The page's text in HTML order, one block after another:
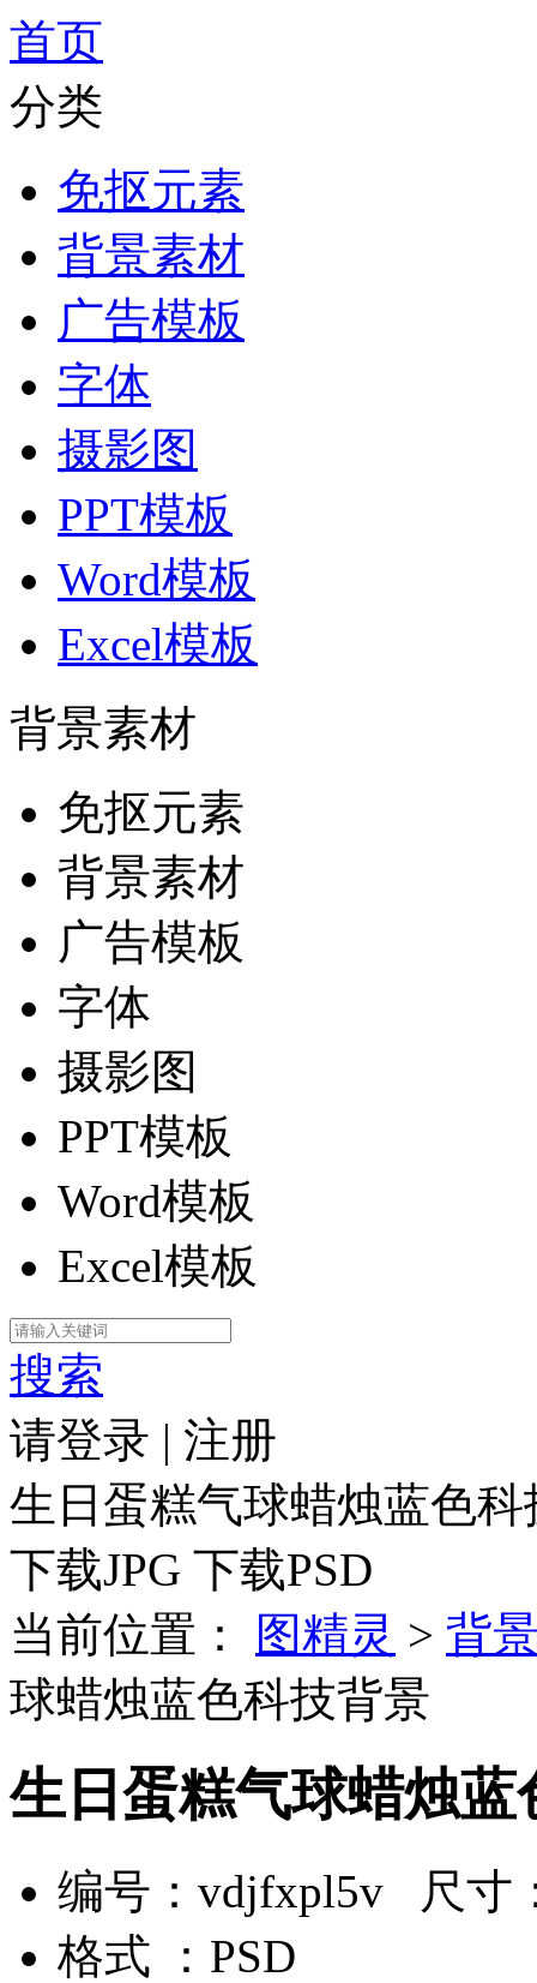
首页
分类
免抠元素
背景素材
广告模板
字体
摄影图
PPT模板
Word模板
Excel模板
背景素材
免抠元素
背景素材
广告模板
字体
摄影图
PPT模板
Word模板
Excel模板
搜索
请登录 | 注册
生日蛋糕气球蜡烛蓝色科
下载JPG 下载PSD
当前位置：
图精灵 > 背
球蜡烛蓝色科技背景
生日蛋糕气球蜡烛蓝
编号：vdjfxpl5v 尺寸
格式 ：PSD